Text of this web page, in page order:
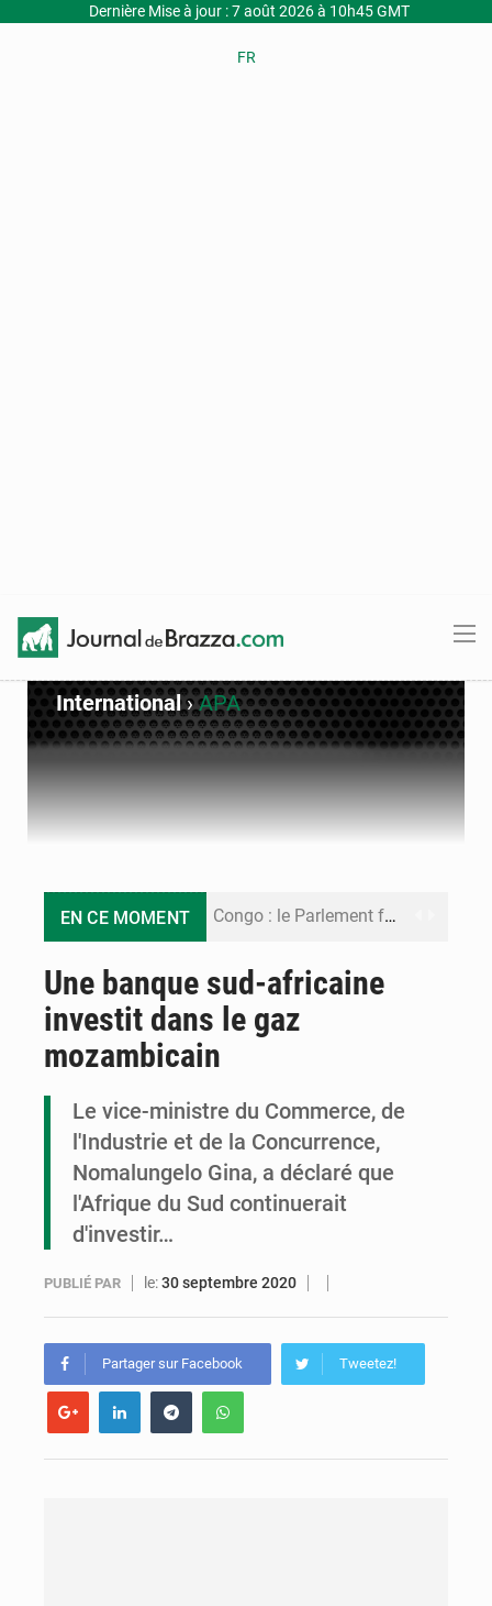
Dernière Mise à jour : 7 août 2026 à 10h45 GMT
FR
International›APA
EN CE MOMENT Congo : le Parlement formule 28 recommandations sur le Cadre budgétaire 2027-2029
Le Congo se dote d’un programme national pour valoriser les produits forestiers non ligneux
Une banque sud-africaine
investit dans le gaz
mozambicain
Le vice-ministre du Commerce, de
l'Industrie et de la Concurrence,
Nomalungelo Gina, a déclaré que
l'Afrique du Sud continuerait
d'investir…
PUBLIÉ PAR le:30 septembre 2020
Partager sur Facebook Tweetez!